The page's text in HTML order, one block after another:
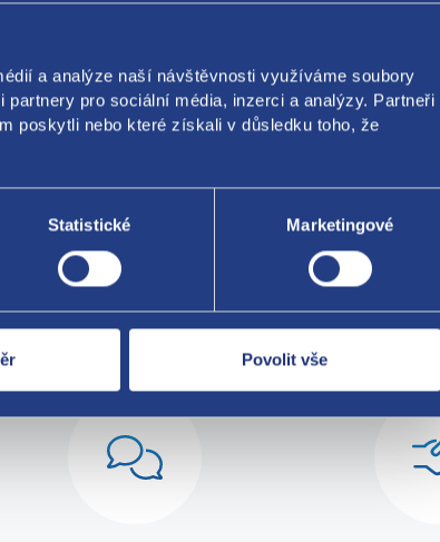
a analýze naší návštěvnosti využíváme soubory
pro sociální média, inzerci a analýzy. Partneři
poskytli nebo které získali v důsledku toho, že
Statistické Marketingové
Povolit vše
Za kvalitu ručíme!